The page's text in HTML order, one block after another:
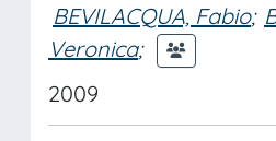
BEVILACQUA, Fabio;
Veronica;
2009